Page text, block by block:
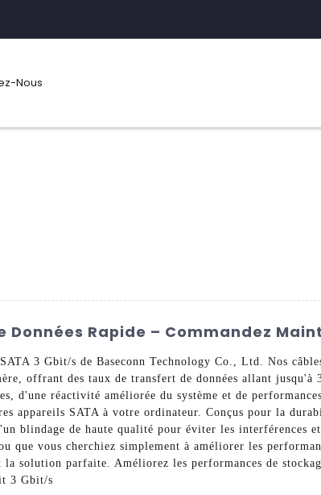
Nous
Données Rapide – Commandez
3 Gbit/s de Baseconn Technology Co., Ltd. Nos
offrant des taux de transfert de données allant jusqu'à
d'une réactivité améliorée du système et de
appareils SATA à votre ordinateur. Conçus pour la
blindage de haute qualité pour éviter les interférences
que vous cherchiez simplement à améliorer les
solution parfaite. Améliorez les performances de
3 Gbit/s